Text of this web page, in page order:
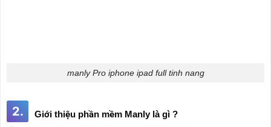
manly Pro iphone ipad full tinh nang
2.
Giới thiệu phần mềm Manly là gì ?